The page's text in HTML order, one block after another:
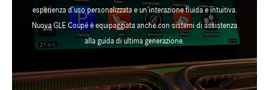
esperienza d’uso personalizzata e un’interazione fluida e intuitiva.
Nuova GLE Coupé è equipaggiata anche con sistemi di assistenza
alla guida di ultima generazione.